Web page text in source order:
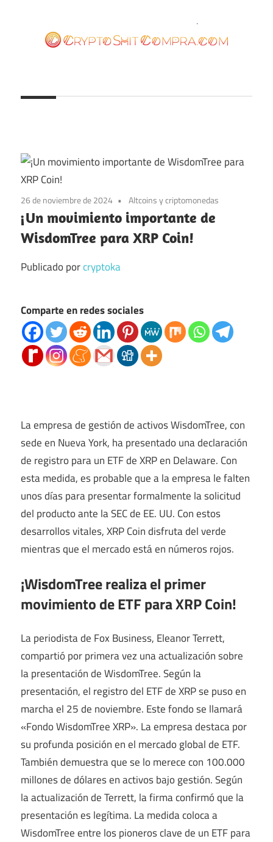
contenido
26 de noviembre de 2024 Altcoins y criptomonedas
¡Un movimiento importante de
WisdomTree para XRP Coin!
Publicado porcryptoka
Comparte en redes sociales
La empresa de gestión de activos WisdomTree, con
sede en Nueva York, ha presentado una declaración
de registro para un ETF de XRP en Delaware. Con
esta medida, es probable que a la empresa le falten
unos días para presentar formalmente la solicitud
del producto ante la SEC de EE. UU. Con estos
desarrollos vitales, XRP Coin disfruta del verde
mientras que el mercado está en números rojos.
¡WisdomTree realiza el primer
movimiento de ETF para XRP Coin!
La periodista de Fox Business, Eleanor Terrett,
compartió por primera vez una actualización sobre
la presentación de WisdomTree. Según la
presentación, el registro del ETF de XRP se puso en
marcha el 25 de noviembre. Este fondo se llamará
«Fondo WisdomTree XRP». La empresa destaca por
su profunda posición en el mercado global de ETF.
También demuestra que se lo merece con 100.000
millones de dólares en activos bajo gestión. Según
la actualización de Terrett, la firma confirmó que la
presentación es legítima. La medida coloca a
WisdomTree entre los pioneros clave de un ETF para